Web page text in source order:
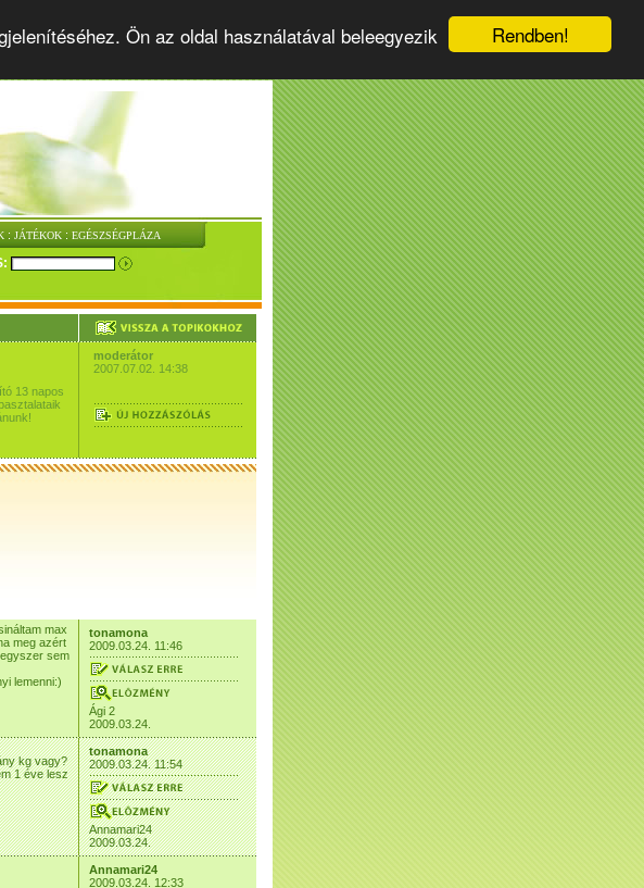
Rendben!
Ön az oldal használatával beleegyezik
: JÁTÉKOK : EGÉSZSÉGPLÁZA
13 napos
moderátor
2007.07.02. 14:38
max
meg azért
sem
lemenni:)
tonamona
2009.03.24. 11:46
Ági 2
2009.03.24.
kg vagy?
1 éve lesz
tonamona
2009.03.24. 11:54
Annamari24
2009.03.24.
Annamari24
2009.03.24. 12:33